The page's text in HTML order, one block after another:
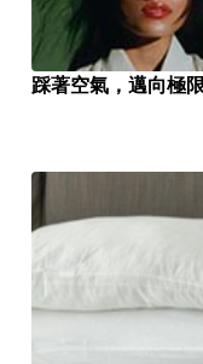
踩著空氣，邁向極